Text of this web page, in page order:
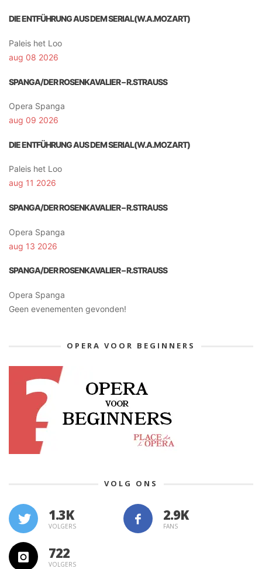
DIE ENTFÜHRUNG AUS DEM SERIAL(W.A.MOZART)
Paleis het Loo
aug 08 2026
SPANGA/DER ROSENKAVALIER – R.STRAUSS
Opera Spanga
aug 09 2026
DIE ENTFÜHRUNG AUS DEM SERIAL(W.A.MOZART)
Paleis het Loo
aug 11 2026
SPANGA/DER ROSENKAVALIER – R.STRAUSS
Opera Spanga
aug 13 2026
SPANGA/DER ROSENKAVALIER – R.STRAUSS
Opera Spanga
Geen evenementen gevonden!
OPERA VOOR BEGINNERS
VOLG ONS
1.3K
VOLGERS FANS
722
VOLGERS